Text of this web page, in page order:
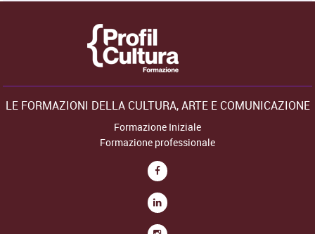
LE FORMAZIONI DELLA CULTURA, ARTE E COMUNICAZIONE
Formazione Iniziale
Formazione professionale